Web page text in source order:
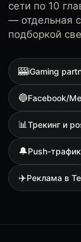
сети по 10
— отдельная
подборкой
🎰iGaming
🔵Facebook/
📊Трекинг и
🔔Push-трафик
✈️Реклама в